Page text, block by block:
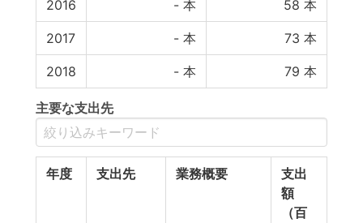
2016 - 本 58 本
2017 - 本 73 本
2018 - 本 79 本
主要な支出先
年度 支出先 業務概要
支出
額
（百